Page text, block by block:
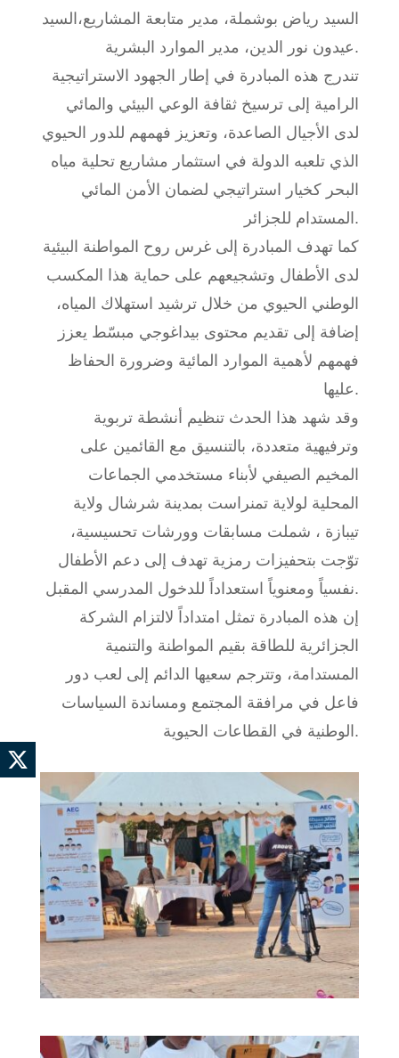
السيد رياض بوشملة، مدير متابعة المشاريع،السيد
عيدون نور الدين، مدير الموارد البشرية.
تندرج هذه المبادرة في إطار الجهود الاستراتيجية
الرامية إلى ترسيخ ثقافة الوعي البيئي والمائي
لدى الأجيال الصاعدة، وتعزيز فهمهم للدور الحيوي
الذي تلعبه الدولة في استثمار مشاريع تحلية مياه
البحر كخيار استراتيجي لضمان الأمن المائي
المستدام للجزائر.
كما تهدف المبادرة إلى غرس روح المواطنة البيئية
لدى الأطفال وتشجيعهم على حماية هذا المكسب
الوطني الحيوي من خلال ترشيد استهلاك المياه،
إضافة إلى تقديم محتوى بيداغوجي مبسّط يعزز
فهمهم لأهمية الموارد المائية وضرورة الحفاظ
عليها.
وقد شهد هذا الحدث تنظيم أنشطة تربوية
وترفيهية متعددة، بالتنسيق مع القائمين على
المخيم الصيفي لأبناء مستخدمي الجماعات
المحلية لولاية تمنراست بمدينة شرشال ولاية
تيبازة ، شملت مسابقات وورشات تحسيسية،
توّجت بتحفيزات رمزية تهدف إلى دعم الأطفال
نفسياً ومعنوياً استعداداً للدخول المدرسي المقبل.
إن هذه المبادرة تمثل امتداداً لالتزام الشركة
الجزائرية للطاقة بقيم المواطنة والتنمية
المستدامة، وتترجم سعيها الدائم إلى لعب دور
فاعل في مرافقة المجتمع ومساندة السياسات
الوطنية في القطاعات الحيوية.